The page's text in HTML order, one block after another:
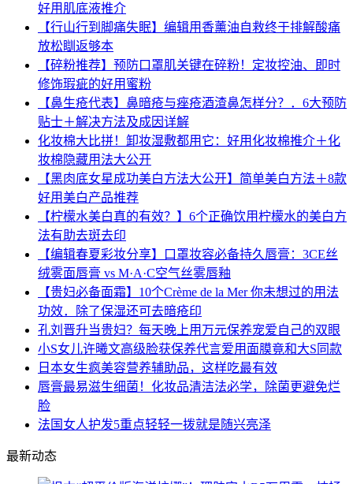
好用肌底液推介
【行山行到脚痛失眠】编辑用香薰油自救终于排解酸痛
放松瞓返够本
【碎粉推荐】预防口罩肌关键在碎粉！定妆控油、即时
修饰瑕疵的好用蜜粉
【鼻生疮代表】鼻暗疮与痤疮酒渣鼻怎样分？．6大预防
贴士＋解决方法及成因详解
化妆棉大比拼！卸妆湿敷都用它：好用化妆棉推介＋化
妆棉隐藏用法大公开
【黑肉底女星成功美白方法大公开】简单美白方法＋8款
好用美白产品推荐
【柠檬水美白真的有效？】6个正确饮用柠檬水的美白方
法有助去斑去印
【编辑春夏彩妆分享】口罩妆容必备持久唇膏：3CE丝
绒雾⾯唇膏 vs M·A·C空气丝雾唇釉
【贵妇必备面霜】10个Crème de la Mer 你未想过的用法
功效．除了保湿还可去暗疮印
孔刘晋升当贵妇？每天晚上用万元保养宠爱自己的双眼
小S女儿许曦文高级脸获保养代言爱用面膜竟和大S同款
日本女生疯美容营养辅助品，这样吃最有效
唇膏最易滋生细菌！化妆品清洁法必学，除菌更避免烂
脸
法国女人护发5重点轻轻一拨就是随兴亮泽
最新动态